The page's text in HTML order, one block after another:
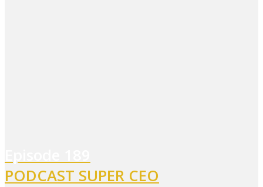
PODCAST SUPER CEO